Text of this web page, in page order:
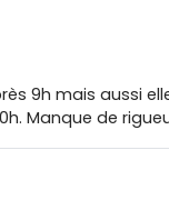
9h mais aussi
Manque de